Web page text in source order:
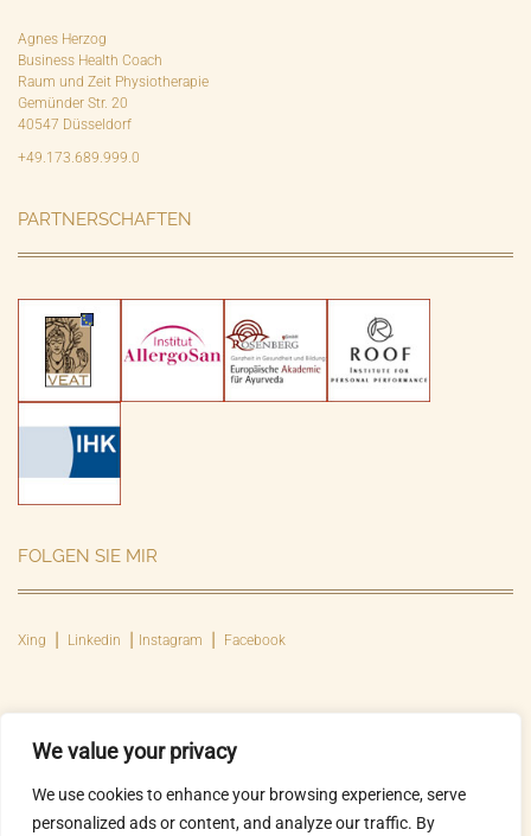
We value your privacy
We use cookies to enhance your browsing experience, serve
personalized ads or content, and analyze our traffic. By
Agnes Herzog
Business Health Coach
Raum und Zeit Physiotherapie
Gemünder Str. 20
40547 Düsseldorf
+49.173.689.999.0
PARTNERSCHAFTEN
FOLGEN SIE MIR
Xing Linkedin ⎮ Instagram ⎮ Facebook
Sobald wir die Interessen des Anderen erkannt und verstanden haben, ist auch